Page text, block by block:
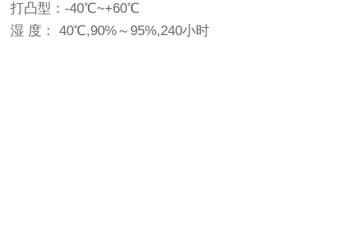
打凸型：-40℃~+60℃
湿 度： 40℃,90%～95%,240小时